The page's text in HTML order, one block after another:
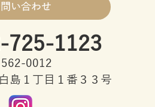
い合わせ
725-1123
562-0012
島１丁目１番３３号